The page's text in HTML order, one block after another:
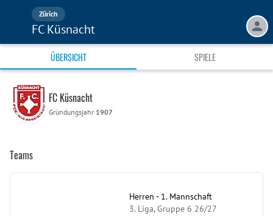
Zürich
FC Küsnacht
ÜBERSICHT SPIELE
FC Küsnacht
Gründungsjahr 1907
Teams
Herren - 1. Mannschaft
3. Liga, Gruppe 6 26/27